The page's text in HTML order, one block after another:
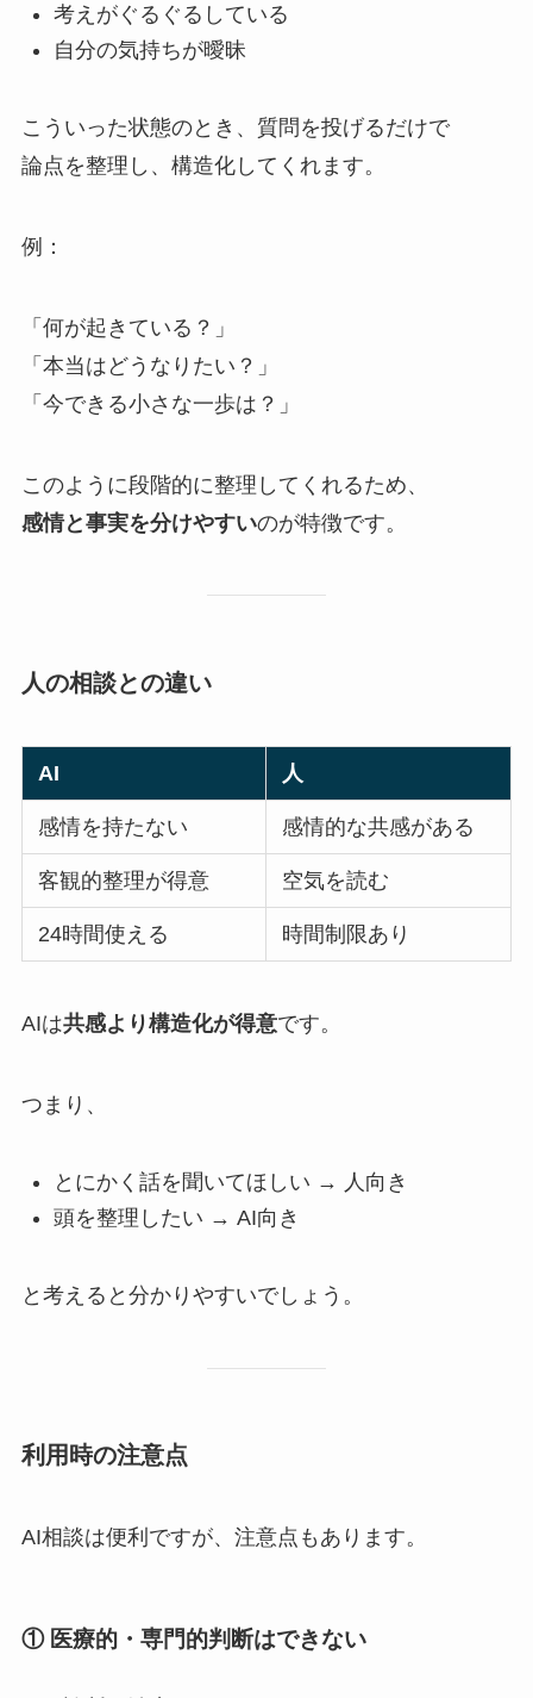
考えがぐるぐるしている
自分の気持ちが曖昧
こういった状態のとき、質問を投げるだけで
論点を整理し、構造化してくれます。
例：
「何が起きている？」
「本当はどうなりたい？」
「今できる小さな一歩は？」
このように段階的に整理してくれるため、
感情と事実を分けやすいのが特徴です。
人の相談との違い
AI 人
感情を持たない 感情的な共感がある
客観的整理が得意 空気を読む
24時間使える 時間制限あり
AIは共感より構造化が得意です。
つまり、
とにかく話を聞いてほしい → 人向き
頭を整理したい → AI向き
と考えると分かりやすいでしょう。
利用時の注意点
AI相談は便利ですが、注意点もあります。
① 医療的・専門的判断はできない